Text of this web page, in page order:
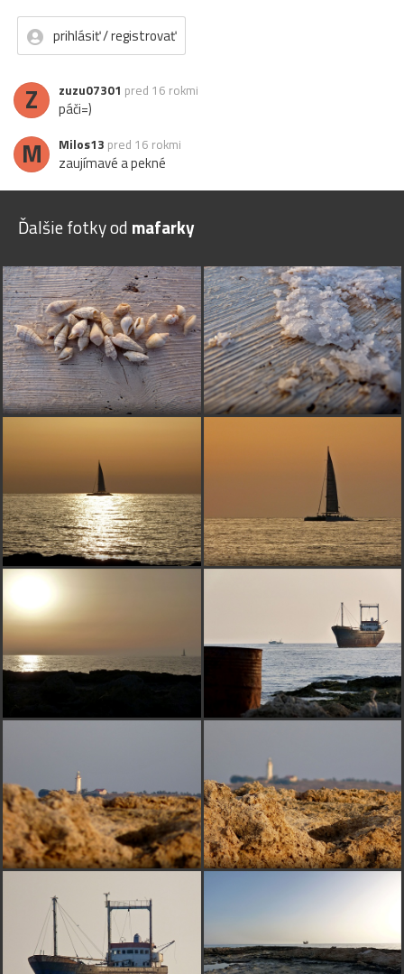
prihlásiť / registrovať
Z zuzu07301 pred 16 rokmi
páči=)
M Milos13 pred 16 rokmi
zaujímavé a pekné
Ďalšie fotky od mafarky